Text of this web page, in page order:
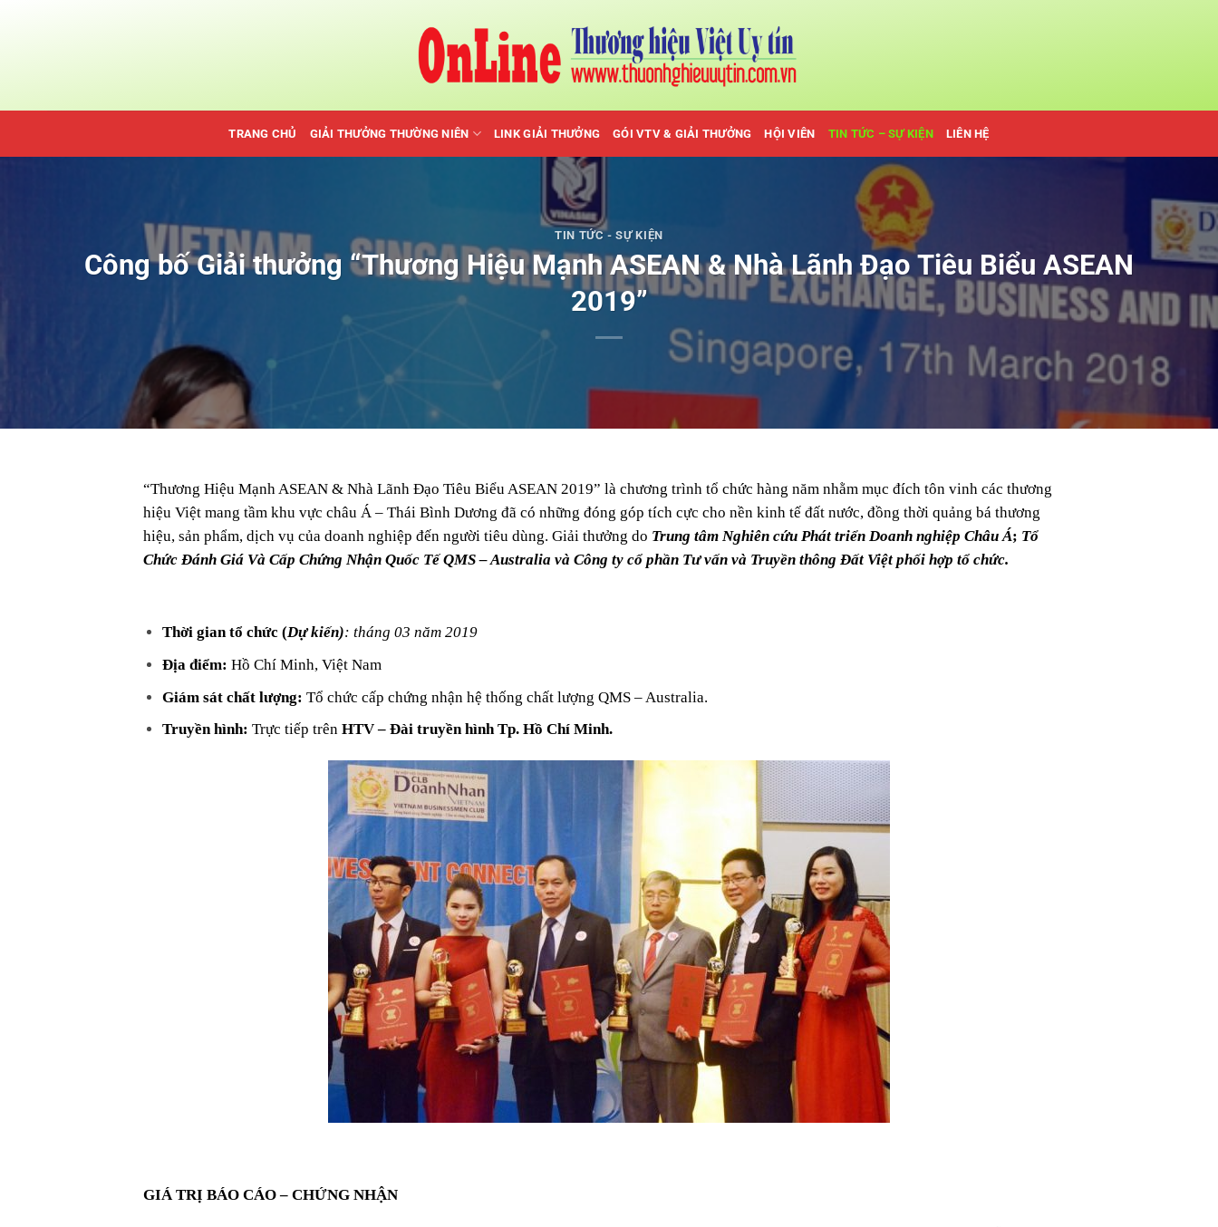
TRANG CHỦ GIẢI THƯỞNG THƯỜNG NIÊN LINK GIẢI THƯỞNG GÓI VTV & GIẢI THƯỞNG HỘI VIÊN TIN TỨC – SỰ KIỆN LIÊN HỆ
TIN TỨC - SỰ KIỆN
Công bố Giải thưởng “Thương Hiệu Mạnh ASEAN & Nhà Lãnh Đạo Tiêu Biểu ASEAN
2019”
“Thương Hiệu Mạnh ASEAN & Nhà Lãnh Đạo Tiêu Biểu ASEAN 2019” là chương trình tổ chức hàng năm nhằm mục đích tôn vinh các thương
hiệu Việt mang tầm khu vực châu Á – Thái Bình Dương đã có những đóng góp tích cực cho nền kinh tế đất nước, đồng thời quảng bá thương
hiệu, sản phẩm, dịch vụ của doanh nghiệp đến người tiêu dùng. Giải thưởng do Trung tâm Nghiên cứu Phát triển Doanh nghiệp Châu Á; Tổ
Chức Đánh Giá Và Cấp Chứng Nhận Quốc Tế QMS – Australia và Công ty cổ phần Tư vấn và Truyền thông Đất Việt phối hợp tổ chức.
Thời gian tổ chức (Dự kiến): tháng 03 năm 2019
Địa điểm: Hồ Chí Minh, Việt Nam
Giám sát chất lượng: Tổ chức cấp chứng nhận hệ thống chất lượng QMS – Australia.
Truyền hình: Trực tiếp trên HTV – Đài truyền hình Tp. Hồ Chí Minh.
GIÁ TRỊ BÁO CÁO – CHỨNG NHẬN